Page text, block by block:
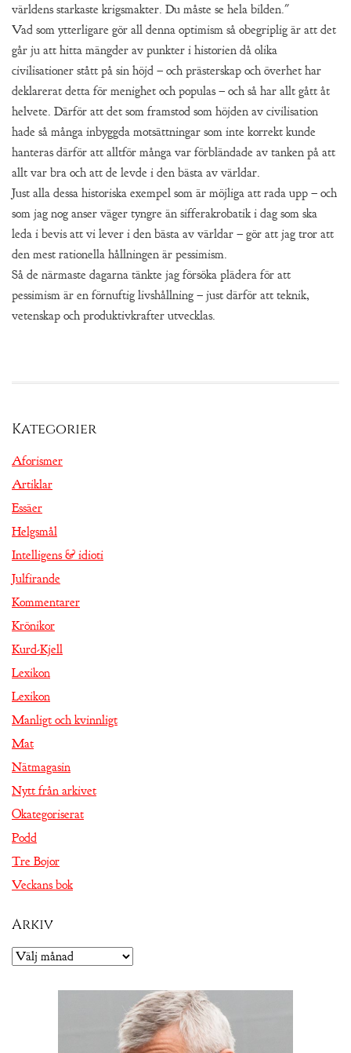
världens starkaste krigsmakter. Du måste se hela bilden."
Vad som ytterligare gör all denna optimism så obegriplig är att det
går ju att hitta mängder av punkter i historien då olika
civilisationer stått på sin höjd – och prästerskap och överhet har
deklarerat detta för menighet och populas – och så har allt gått åt
helvete. Därför att det som framstod som höjden av civilisation
hade så många inbyggda motsättningar som inte korrekt kunde
hanteras därför att alltför många var förbländade av tanken på att
allt var bra och att de levde i den bästa av världar.
Just alla dessa historiska exempel som är möjliga att rada upp – och
som jag nog anser väger tyngre än sifferakrobatik i dag som ska
leda i bevis att vi lever i den bästa av världar – gör att jag tror att
den mest rationella hållningen är pessimism.
Så de närmaste dagarna tänkte jag försöka plädera för att
pessimism är en förnuftig livshållning – just därför att teknik,
vetenskap och produktivkrafter utvecklas.
Kategorier
Aforismer
Artiklar
Essäer
Helgsmål
Intelligens & idioti
Julfirande
Kommentarer
Krönikor
Kurd-Kjell
Lexikon
Lexikon
Manligt och kvinnligt
Mat
Nätmagasin
Nytt från arkivet
Okategoriserat
Podd
Tre Bojor
Veckans bok
Arkiv
Arkiv